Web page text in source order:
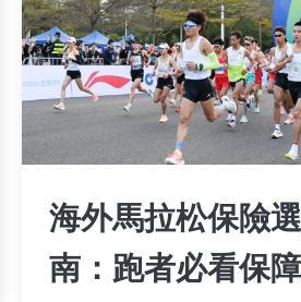
海外馬拉松保險
南：跑者必看保